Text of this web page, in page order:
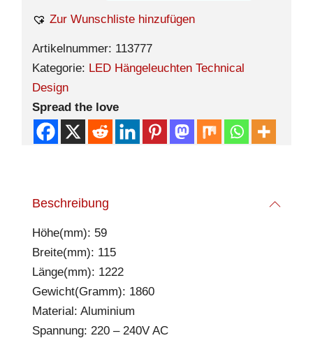
Zur Wunschliste hinzufügen
Artikelnummer: 113777
Kategorie: LED Hängeleuchten Technical
Design
Spread the love
Beschreibung
Höhe(mm): 59
Breite(mm): 115
Länge(mm): 1222
Gewicht(Gramm): 1860
Material: Aluminium
Spannung: 220 – 240V AC